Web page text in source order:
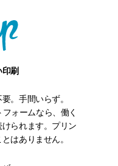
印刷
。手間いらず。
ォームなら、働く
られます。プリン
はありません。